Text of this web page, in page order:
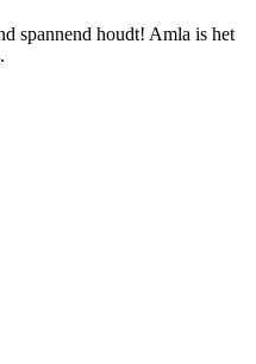
spannend houdt! Amla is het